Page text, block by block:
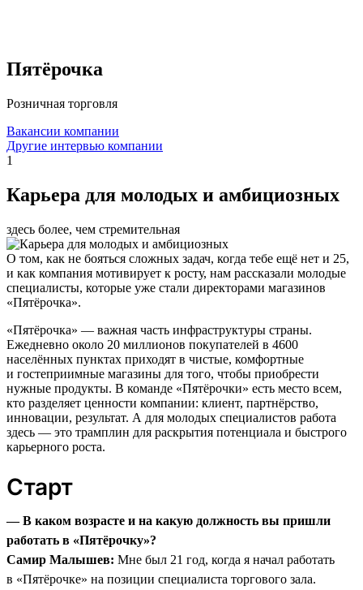
Пятёрочка
Розничная торговля
Вакансии компании
Другие интервью компании
1
Карьера для молодых и амбициозных
здесь более, чем стремительная
О том, как не бояться сложных задач, когда тебе ещё нет и 25,
и как компания мотивирует к росту, нам рассказали молодые
специалисты, которые уже стали директорами магазинов
«Пятёрочка».
«Пятёрочка» — важная часть инфраструктуры страны.
Ежедневно около 20 миллионов покупателей в 4600
населённых пунктах приходят в чистые, комфортные
и гостеприимные магазины для того, чтобы приобрести
нужные продукты. В команде «Пятёрочки» есть место всем,
кто разделяет ценности компании: клиент, партнёрство,
инновации, результат. А для молодых специалистов работа
здесь — это трамплин для раскрытия потенциала и быстрого
карьерного роста.
Старт
— В каком возрасте и на какую должность вы пришли
работать в «Пятёрочку»?
Самир Малышев: Мне был 21 год, когда я начал работать
в «Пятёрочке» на позиции специалиста торгового зала.